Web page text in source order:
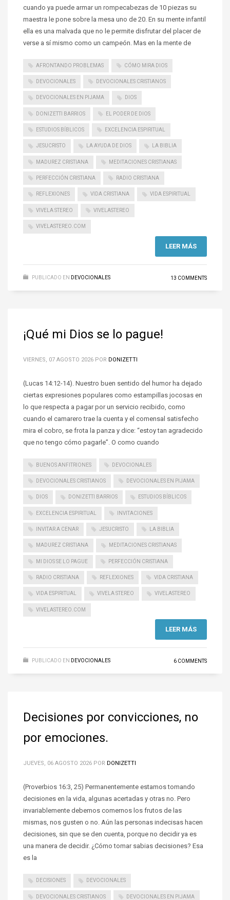
cuando ya puede armar un rompecabezas de 10 piezas su
maestra le pone sobre la mesa uno de 20. En su mente infantil
ella es una malvada que no le permite disfrutar del placer de
verse a sí mismo como un campeón. Mas en la mente de
AFRONTANDO PROBLEMAS CÓMO MIRA DIOS
DEVOCIONALES DEVOCIONALES CRISTIANOS
DEVOCIONALES EN PIJAMA DIOS
DONIZETTI BARRIOS EL PODER DE DIOS
ESTUDIOS BÍBLICOS EXCELENCIA ESPIRITUAL
JESUCRISTO LA AYUDA DE DIOS LA BIBLIA
MADUREZ CRISTIANA MEDITACIONES CRISTIANAS
PERFECCIÓN CRISTIANA RADIO CRISTIANA
REFLEXIONES VIDA CRISTIANA VIDA ESPIRITUAL
VIVELA STEREO VIVELASTEREO
VIVELASTEREO.COM
LEER MÁS
PUBLICADO EN DEVOCIONALES 13 COMMENTS
¡Qué mi Dios se lo pague!
VIERNES, 07 AGOSTO 2026 POR DONIZETTI
(Lucas 14:12-14). Nuestro buen sentido del humor ha dejado
ciertas expresiones populares como estampillas jocosas en
lo que respecta a pagar por un servicio recibido, como
cuando el camarero trae la cuenta y el comensal satisfecho
mira el cobro, se frota la panza y dice: “estoy tan agradecido
que no tengo cómo pagarle”. O como cuando
BUENOS ANFITRIONES DEVOCIONALES
DEVOCIONALES CRISTIANOS DEVOCIONALES EN PIJAMA
DIOS DONIZETTI BARRIOS ESTUDIOS BÍBLICOS
EXCELENCIA ESPIRITUAL INVITACIONES
INVITAR A CENAR JESUCRISTO LA BIBLIA
MADUREZ CRISTIANA MEDITACIONES CRISTIANAS
MI DIOS SE LO PAGUE PERFECCIÓN CRISTIANA
RADIO CRISTIANA REFLEXIONES VIDA CRISTIANA
VIDA ESPIRITUAL VIVELA STEREO VIVELASTEREO
VIVELASTEREO.COM
LEER MÁS
PUBLICADO EN DEVOCIONALES 6 COMMENTS
Decisiones por convicciones, no
por emociones.
JUEVES, 06 AGOSTO 2026 POR DONIZETTI
(Proverbios 16:3, 25) Permanentemente estamos tomando
decisiones en la vida, algunas acertadas y otras no. Pero
invariablemente debemos comernos los frutos de las
mismas, nos gusten o no. Aún las personas indecisas hacen
decisiones, sin que se den cuenta, porque no decidir ya es
una manera de decidir. ¿Cómo tomar sabias decisiones? Esa
es la
DECISIONES DEVOCIONALES
DEVOCIONALES CRISTIANOS DEVOCIONALES EN PIJAMA